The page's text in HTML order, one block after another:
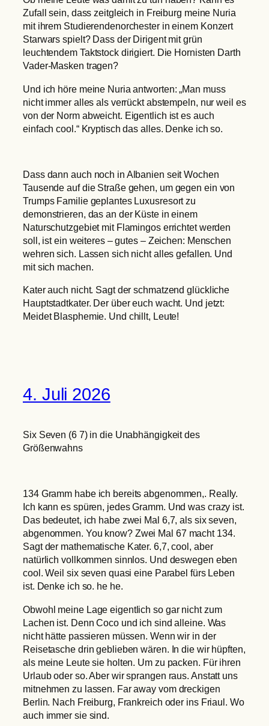
Zufall sein, dass zeitgleich in Freiburg meine Nuria
mit ihrem Studierendenorchester in einem Konzert
Starwars spielt? Dass der Dirigent mit grün
leuchtendem Taktstock dirigiert. Die Hornisten Darth
Vader-Masken tragen?
Und ich höre meine Nuria antworten: „Man muss
nicht immer alles als verrückt abstempeln, nur weil es
von der Norm abweicht. Eigentlich ist es auch
einfach cool.“ Kryptisch das alles. Denke ich so.
Dass dann auch noch in Albanien seit Wochen
Tausende auf die Straße gehen, um gegen ein von
Trumps Familie geplantes Luxusresort zu
demonstrieren, das an der Küste in einem
Naturschutzgebiet mit Flamingos errichtet werden
soll, ist ein weiteres – gutes – Zeichen: Menschen
wehren sich. Lassen sich nicht alles gefallen. Und
mit sich machen.
Kater auch nicht. Sagt der schmatzend glückliche
Hauptstadtkater. Der über euch wacht. Und jetzt:
Meidet Blasphemie. Und chillt, Leute!
4. Juli 2026
Six Seven (6 7) in die Unabhängigkeit des
Größenwahns
134 Gramm habe ich bereits abgenommen,. Really.
Ich kann es spüren, jedes Gramm. Und was crazy ist.
Das bedeutet, ich habe zwei Mal 6,7, als six seven,
abgenommen. You know? Zwei Mal 67 macht 134.
Sagt der mathematische Kater. 6,7, cool, aber
natürlich vollkommen sinnlos. Und deswegen eben
cool. Weil six seven quasi eine Parabel fürs Leben
ist. Denke ich so. he he.
Obwohl meine Lage eigentlich so gar nicht zum
Lachen ist. Denn Coco und ich sind alleine. Was
nicht hätte passieren müssen. Wenn wir in der
Reisetasche drin geblieben wären. In die wir hüpften,
als meine Leute sie holten. Um zu packen. Für ihren
Urlaub oder so. Aber wir sprangen raus. Anstatt uns
mitnehmen zu lassen. Far away vom dreckigen
Berlin. Nach Freiburg, Frankreich oder ins Friaul. Wo
auch immer sie sind.